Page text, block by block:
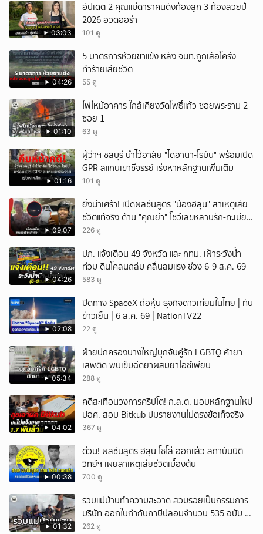
03:03
อัปเดต 2 คุณแม่ดาราคนดังท้องลูก 3 ท้องสวยปี
2026 อวดออร่า
101 ดู
04:26
5 มาตรการห้วยขาแข้ง หลัง จนท.ถูกเสือโคร่ง
ทำร้ายเสียชีวิต
55 ดู
01:10
ไฟไหม้อาคาร ใกล้เคียงวัดโพธิ์แก้ว ซอยพระราม 2
ซอย 1
63 ดู
01:16
ผู้ว่าฯ ชลบุรี นำไว้อาลัย "ไดอานา-โรมัน" พร้อมเปิด
GPR สแกนเขาชีจรรย์ เร่งหาหลักฐานเพิ่มเติม
101 ดู
09:07
ยิ่งน่าเศร้า! เปิดผลชันสูตร "น้องฮลุน" สาเหตุเสีย
ชีวิตแท้จริง ด้าน "คุณย่า" โชว์เลขหลานรัก-ทะเบียน
รถเคลื่อนร่าง!
226 ดู
04:26
ปภ. แจ้งเตือน 49 จังหวัด และ กทม. เฝ้าระวังน้ำ
ท่วม ดินโคลนถล่ม คลื่นลมแรง ช่วง 6-9 ส.ค. 69
583 ดู
02:08
ปิดทาง SpaceX ถือหุ้น ธุจกิจดาวเทียมในไทย | ทัน
ข่าวเย็น | 6 ส.ค. 69 | NationTV22
22 ดู
05:34
ฝ่ายปกครองบางใหญ่บุกจับคู่รัก LGBTQ ค้ายา
เสพติด พบเข็มฉีดยาผสมยาไอซ์เพียบ
288 ดู
04:02
คดีสะเทือนวงการคริปโต! ก.ล.ต. มอบหลักฐานใหม่
ปอศ. สอบ Bitkub ปมรายงานไม่ตรงข้อเท็จจริง
367 ดู
00:38
ด่วน! ผลชันสูตร ฮลุน โซโล่ ออกแล้ว สถาบันนิติ
วิทย์ฯ เผยสาเหตุเสียชีวิตเบื้องต้น
700 ดู
01:32
รวบแม่บ้านทำความสะอาด สวมรอยเป็นกรรมการ
บริษัท ออกใบกำกับภาษีปลอมจำนวน 535 ฉบับ รัฐ
เสียหายกว่า 129 ล้านบาท
262 ดู